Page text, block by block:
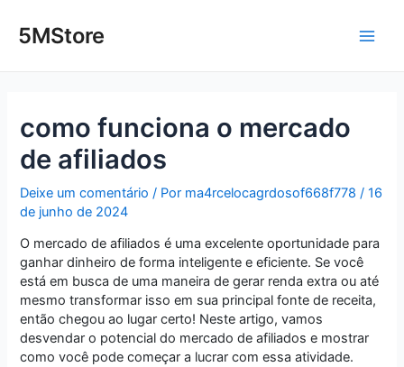
para5MStore
como funciona o mercado
de afiliados
Deixe um comentário / Por ma4rcelocagrdosof668f778/16
de junho de 2024
O mercado de afiliados é uma excelente oportunidade para
ganhar dinheiro de forma inteligente e eficiente. Se você
está em busca de uma maneira de gerar renda extra ou até
mesmo transformar isso em sua principal fonte de receita,
então chegou ao lugar certo! Neste artigo, vamos
desvendar o potencial do mercado de afiliados e mostrar
como você pode começar a lucrar com essa atividade.
navigation